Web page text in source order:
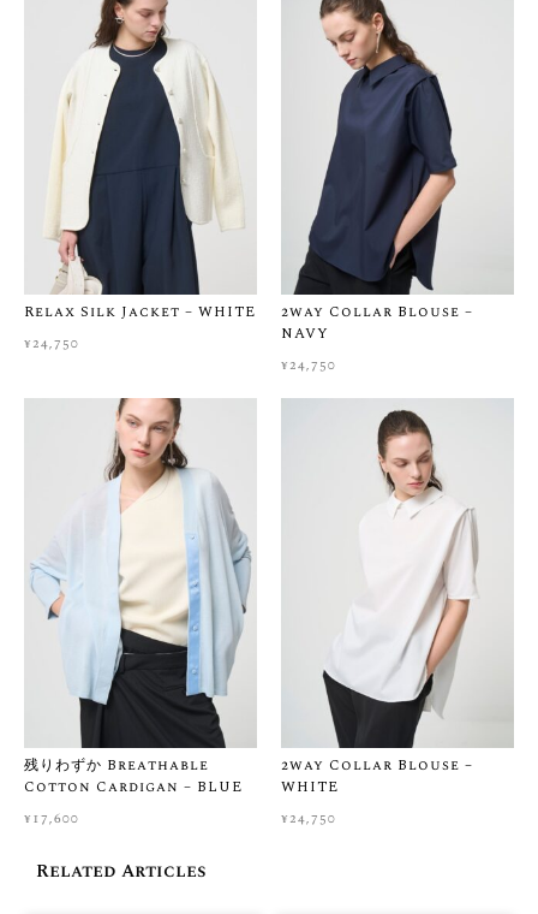
– ニットの割にダメージを受けづらい編み方
– ホームケアが可能
［ OTHER ］
– 洗濯：手洗い
– 透け感：なし
– 伸縮性：あり
［ 送料・お届けについて ］
本州・四国・九州：¥500 / 北海道・沖縄：¥800
※ ¥30,000以上のご購入で送料無料
ご注文から1〜2営業日以内に発送いたします（土日祝・イベン
ト期間を除く）
［ サイズ・生地感に悩まれたら ］
ネットでのお買い物は「サイズが合うか不安」「実際の生地感
を知りたい」ということも多いかと思います。
お客様に心から納得してお買い物をお楽しみいただけるよう、
ご購入前のサイズ選びや生地感のご相談を大切にしています。
少しでも迷われましたら、ご購入前に画面右下の公式LINEもし
くはCONTACTからお気軽にご相談くださいませ。スタッフが着
用感などを丁寧にご案内いたします。
※当店では一点一点大切にお届けしているため、お届け後のお
客様都合による返品・交換はご遠慮いただいております。ぜひ
事前のチャット相談をご活用いただき、安心してお買い物をお
楽しみくださいませ。
▼ よくあるご質問はこちら
【価格】 ¥24,750（税込 ）/ ¥22,500(税別）
Relax Silk Jacket – WHITE
¥24,750
2way Collar Blouse –
NAVY
¥24,750
残りわずか Breathable
Cotton Cardigan – BLUE
¥17,600
2way Collar Blouse –
WHITE
¥24,750
Related Articles